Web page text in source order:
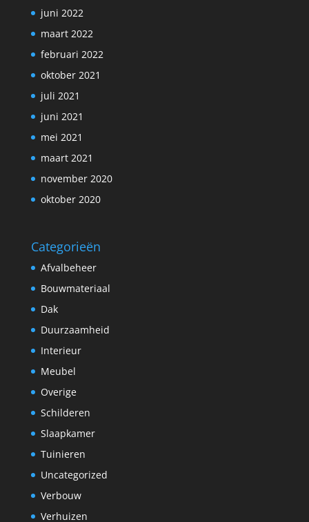
juni 2022
maart 2022
februari 2022
oktober 2021
juli 2021
juni 2021
mei 2021
maart 2021
november 2020
oktober 2020
Categorieën
Afvalbeheer
Bouwmateriaal
Dak
Duurzaamheid
Interieur
Meubel
Overige
Schilderen
Slaapkamer
Tuinieren
Uncategorized
Verbouw
Verhuizen